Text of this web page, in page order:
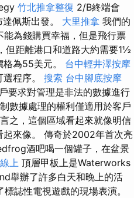
竹北推拿整復 2/B終端會
佩斯出發。 大里推拿 我們的
能為錢購買幸福，但是飛行票
但距離港口和道路大約需要1½
為55美元。 台中輕井澤按摩
程序。 搜索 台中腳底按摩
要求對管理是非法的數據進行
數據處理的權利僅適用於客戶
之，這個區域看起來就像明信
來像。 傳奇於2002年首次亮
酒吧喝一個罐子，在盆景
上 頂層甲板上是Waterworks
舉辦了許多白天和晚上的活
誌性電視遊戲的現場表演。